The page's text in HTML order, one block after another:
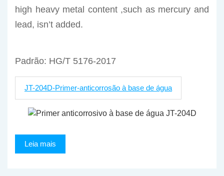
high heavy metal content ,such as mercury and
lead, isn’t added.
Padrão: HG/T 5176-2017
JT-204D-Primer-anticorrosão à base de água
Leia mais